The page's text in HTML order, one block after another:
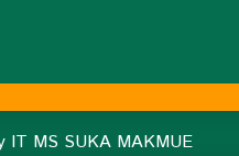
MS SUKA MAKMUE